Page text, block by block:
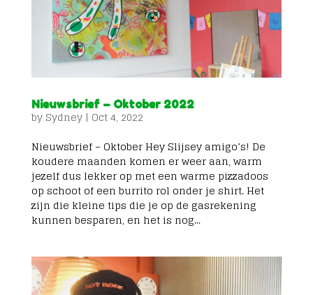
Nieuwsbrief – Oktober 2022
by Sydney| Oct 4, 2022
Nieuwsbrief – Oktober Hey Slijsey amigo’s! De
koudere maanden komen er weer aan, warm
jezelf dus lekker op met een warme pizzadoos
op schoot of een burrito rol onder je shirt. Het
zijn die kleine tips die je op de gasrekening
kunnen besparen, en het is nog...